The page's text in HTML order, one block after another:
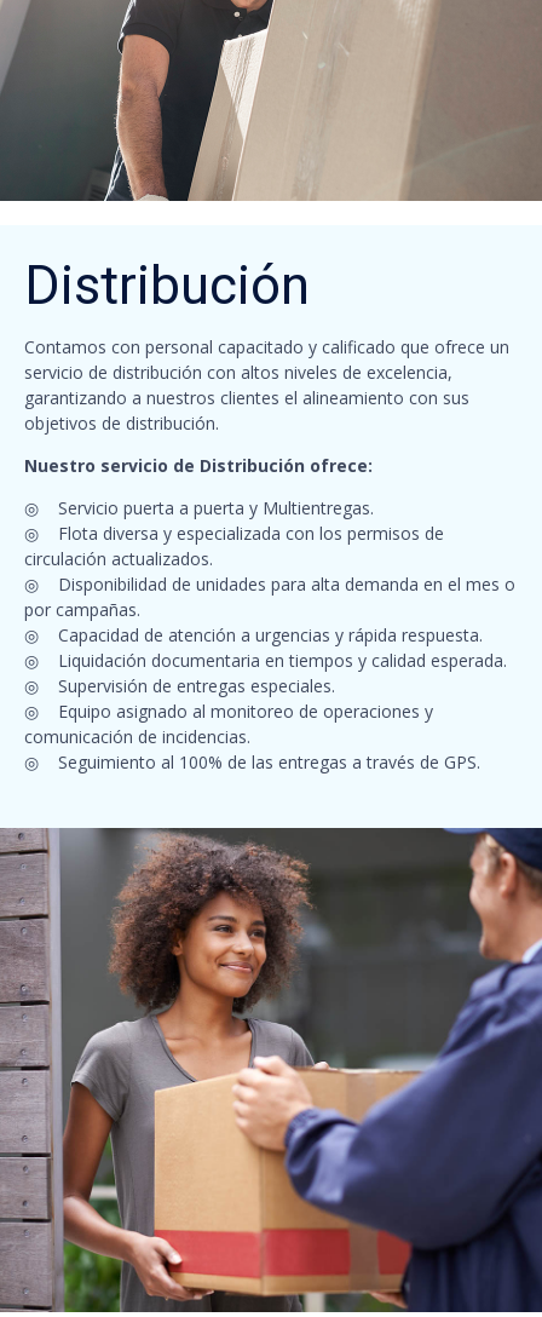
Distribución
Contamos con personal capacitado y calificado que ofrece un
servicio de distribución con altos niveles de excelencia,
garantizando a nuestros clientes el alineamiento con sus
objetivos de distribución.
Nuestro servicio de Distribución ofrece:
◎ Servicio puerta a puerta y Multientregas.
◎ Flota diversa y especializada con los permisos de
circulación actualizados.
◎ Disponibilidad de unidades para alta demanda en el mes o
por campañas.
◎ Capacidad de atención a urgencias y rápida respuesta.
◎ Liquidación documentaria en tiempos y calidad esperada.
◎ Supervisión de entregas especiales.
◎ Equipo asignado al monitoreo de operaciones y
comunicación de incidencias.
◎ Seguimiento al 100% de las entregas a través de GPS.